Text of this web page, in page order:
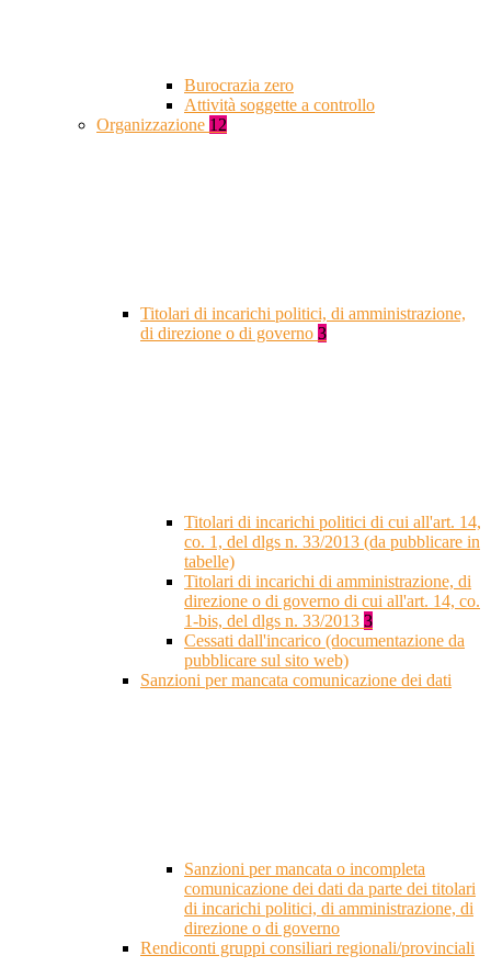
Burocrazia zero
Attività soggette a controllo
Organizzazione 12
Titolari di incarichi politici, di amministrazione,
di direzione o di governo 3
Titolari di incarichi politici di cui all'art. 14,
co. 1, del dlgs n. 33/2013 (da pubblicare in
tabelle)
Titolari di incarichi di amministrazione, di
direzione o di governo di cui all'art. 14, co.
1-bis, del dlgs n. 33/2013 3
Cessati dall'incarico (documentazione da
pubblicare sul sito web)
Sanzioni per mancata comunicazione dei dati
Sanzioni per mancata o incompleta
comunicazione dei dati da parte dei titolari
di incarichi politici, di amministrazione, di
direzione o di governo
Rendiconti gruppi consiliari regionali/provinciali